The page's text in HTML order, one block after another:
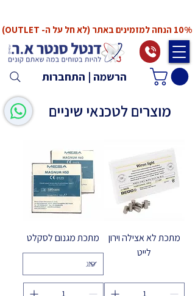
הרשמה | התחברות
10% הנחה למזמינים באתר (לא חל על ה- OUTLET)
מוצרים לטכנאי שיניים
מתכת לא אצילה וירון
לייט
מתכת מגנום לסקלט